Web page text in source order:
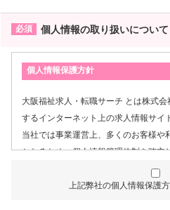
個人情報の取り扱いについて
個人情報保護方針
大阪福祉求人・転職サーチ とは株式
するインターネット上の求人情報サイ
当社では事業運営上、多くのお客様や
となるため、個人情報管理体制を確立
上記弊社の個人情報保護